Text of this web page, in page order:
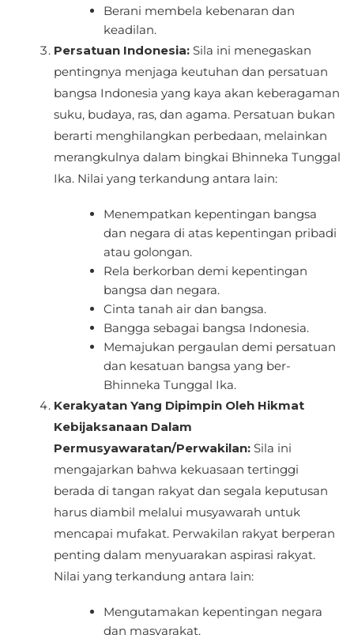
Berani membela kebenaran dan
keadilan.
Persatuan Indonesia: Sila ini menegaskan
pentingnya menjaga keutuhan dan persatuan
bangsa Indonesia yang kaya akan keberagaman
suku, budaya, ras, dan agama. Persatuan bukan
berarti menghilangkan perbedaan, melainkan
merangkulnya dalam bingkai Bhinneka Tunggal
Ika. Nilai yang terkandung antara lain:
Menempatkan kepentingan bangsa
dan negara di atas kepentingan pribadi
atau golongan.
Rela berkorban demi kepentingan
bangsa dan negara.
Cinta tanah air dan bangsa.
Bangga sebagai bangsa Indonesia.
Memajukan pergaulan demi persatuan
dan kesatuan bangsa yang ber-
Bhinneka Tunggal Ika.
Kerakyatan Yang Dipimpin Oleh Hikmat
Kebijaksanaan Dalam
Permusyawaratan/Perwakilan: Sila ini
mengajarkan bahwa kekuasaan tertinggi
berada di tangan rakyat dan segala keputusan
harus diambil melalui musyawarah untuk
mencapai mufakat. Perwakilan rakyat berperan
penting dalam menyuarakan aspirasi rakyat.
Nilai yang terkandung antara lain:
Mengutamakan kepentingan negara
dan masyarakat.